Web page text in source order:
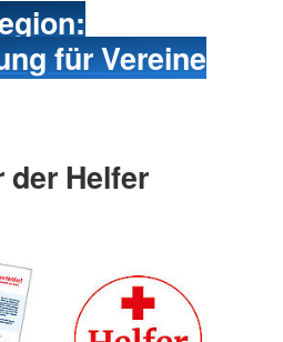
für Vereine
der Helfer